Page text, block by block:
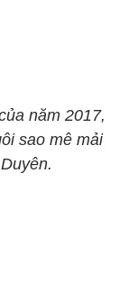
năm 2017,
sao mê mải